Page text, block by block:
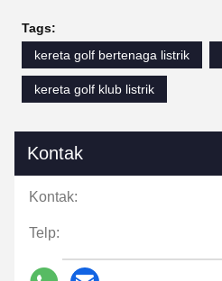
Tags:
kereta golf bertenaga listrik
kereta golf klub listrik
Kontak
Kontak:
Telp: